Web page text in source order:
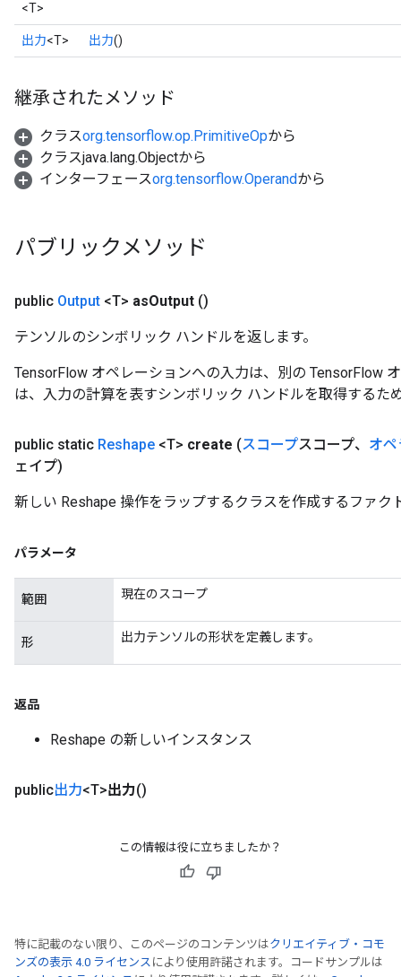
<T>
出力<T> 出力()
継承されたメソッド
クラスorg.tensorflow.op.PrimitiveOpから
クラスjava.lang.Objectから
インターフェースorg.tensorflow.Operandから
パブリックメソッド
public Output <T> asOutput ()
テンソルのシンボリック ハンドルを返します。
TensorFlow オペレーションへの入力は、別の TensorFlow
は、入力の計算を表すシンボリック ハンドルを取得するた
public static Reshape <T> create (スコープスコープ、 オ
ェイプ)
新しい Reshape 操作をラップするクラスを作成するファク
パラメータ
範囲 現在のスコープ
形 出力テンソルの形状を定義します。
返品
Reshape の新しいインスタンス
public出力<T>出力()
この情報は役に立ちましたか？
特に記載のない限り、このページのコンテンツはクリエイティブ・コモ
ンズの表示 4.0 ライセンス により使用許諾されます。コードサンプルは